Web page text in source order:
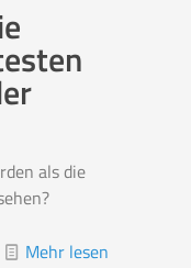
als die
Mehr lesen